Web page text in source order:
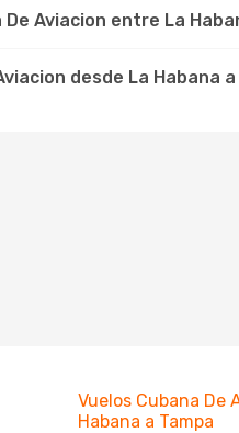
Aviacion entre La
desde La Habana
Vuelos Cubana De
Habana a Tampa